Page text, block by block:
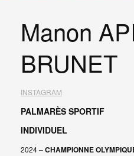
Manon
BRUNET
INSTAGRAM
PALMARÈS SPORTIF
INDIVIDUEL
2024 –CHAMPIONNE